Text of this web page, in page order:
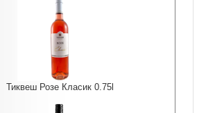
Тиквеш Розе Класик 0.75l